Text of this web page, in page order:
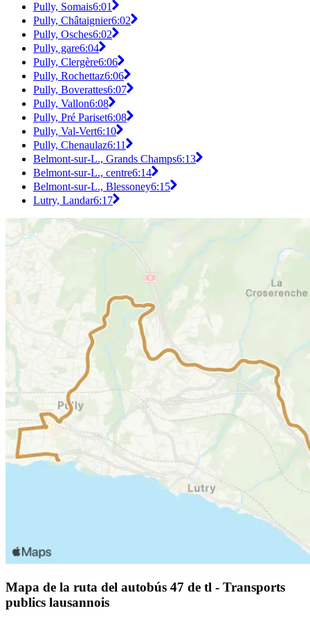
Pully, Somais6:01
Pully, Châtaignier6:02
Pully, Osches6:02
Pully, gare6:04
Pully, Clergère6:06
Pully, Rochettaz6:06
Pully, Boverattes6:07
Pully, Vallon6:08
Pully, Pré Pariset6:08
Pully, Val-Vert6:10
Pully, Chenaulaz6:11
Belmont-sur-L., Grands Champs6:13
Belmont-sur-L., centre6:14
Belmont-sur-L., Blessoney6:15
Lutry, Landar6:17
Mapa de la ruta del autobús 47 de tl - Transports
publics lausannois